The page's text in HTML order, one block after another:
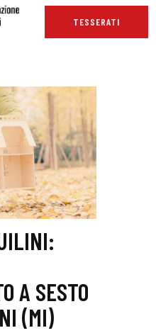
TESSERATI
A SESTO
(MI)